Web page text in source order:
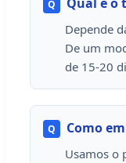
Q
Depende
De um
de 15-20
Q Como
Usamos o